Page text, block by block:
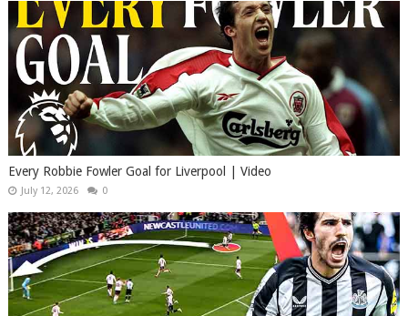
Every Robbie Fowler Goal for Liverpool | Video
July 12, 2026 0